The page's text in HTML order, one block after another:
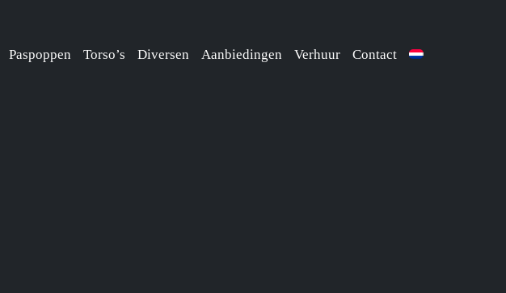
Paspoppen Torso’s Diversen Aanbiedingen Verhuur Contact